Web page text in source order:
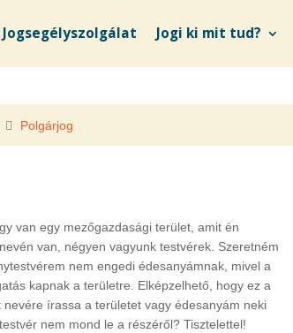
Jogsegélyszolgálat Jogi ki mit tud?
Polgárjog
van egy mezőgazdasági terület, amit én
van, négyen vagyunk testvérek. Szeretném
nem engedi édesanyámnak, mivel a
kapnak a területre. Elképzelhető, hogy ez a
írassa a területet vagy édesanyám neki
nem mond le a részéről? Tisztelettel!